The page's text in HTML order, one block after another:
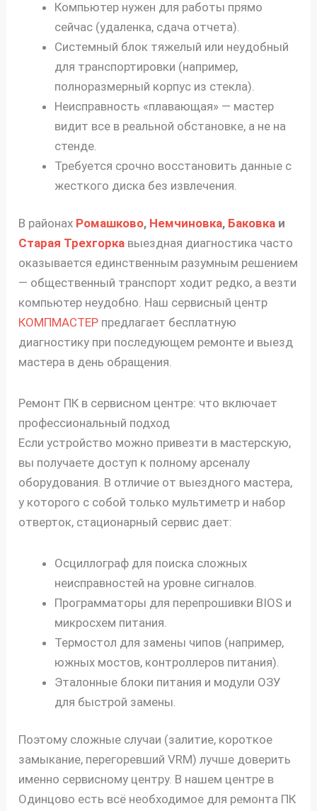
Компьютер нужен для работы прямо
сейчас (удаленка, сдача отчета).
Системный блок тяжелый или неудобный
для транспортировки (например,
полноразмерный корпус из стекла).
Неисправность «плавающая» — мастер
видит все в реальной обстановке, а не на
стенде.
Требуется срочно восстановить данные с
жесткого диска без извлечения.
В районах Ромашково, Немчиновка, Баковка и
Старая Трехгорка выездная диагностика часто
оказывается единственным разумным решением
— общественный транспорт ходит редко, а везти
компьютер неудобно. Наш сервисный центр
КОМПМАСТЕР предлагает бесплатную
диагностику при последующем ремонте и выезд
мастера в день обращения.
Ремонт ПК в сервисном центре: что включает
профессиональный подход
Если устройство можно привезти в мастерскую,
вы получаете доступ к полному арсеналу
оборудования. В отличие от выездного мастера,
у которого с собой только мультиметр и набор
отверток, стационарный сервис дает:
Осциллограф для поиска сложных
неисправностей на уровне сигналов.
Программаторы для перепрошивки BIOS и
микросхем питания.
Термостол для замены чипов (например,
южных мостов, контроллеров питания).
Эталонные блоки питания и модули ОЗУ
для быстрой замены.
Поэтому сложные случаи (залитие, короткое
замыкание, перегоревший VRM) лучше доверить
именно сервисному центру. В нашем центре в
Одинцово есть всё необходимое для ремонта ПК